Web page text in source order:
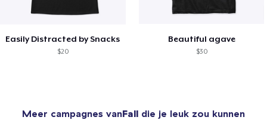
Easily Distracted by Snacks
$20
Beautiful agave
$30
Meer campagnes vanFall die je leuk zou kunnen